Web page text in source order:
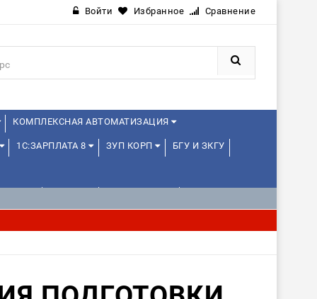
Войти Избранное Сравнение
КОМПЛЕКСНАЯ АВТОМАТИЗАЦИЯ
1С:ЗАРПЛАТА 8 ЗУП КОРП БГУ И ЗКГУ